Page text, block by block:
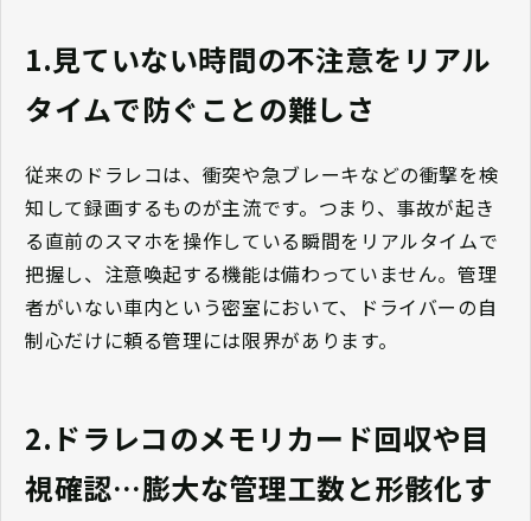
1.見ていない時間の不注意をリアル
タイムで防ぐことの難しさ
従来のドラレコは、衝突や急ブレーキなどの衝撃を検
知して録画するものが主流です。つまり、事故が起き
る直前のスマホを操作している瞬間をリアルタイムで
把握し、注意喚起する機能は備わっていません。管理
者がいない車内という密室において、ドライバーの自
制心だけに頼る管理には限界があります。
2.ドラレコのメモリカード回収や目
視確認…膨大な管理工数と形骸化す